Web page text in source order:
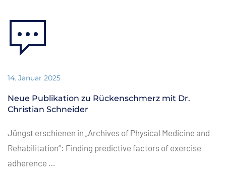
14. Januar 2025
Neue Publikation zu Rückenschmerz mit Dr.
Christian Schneider
Jüngst erschienen in „Archives of Physical Medicine and
Rehabilitation“: Finding predictive factors of exercise
adherence …